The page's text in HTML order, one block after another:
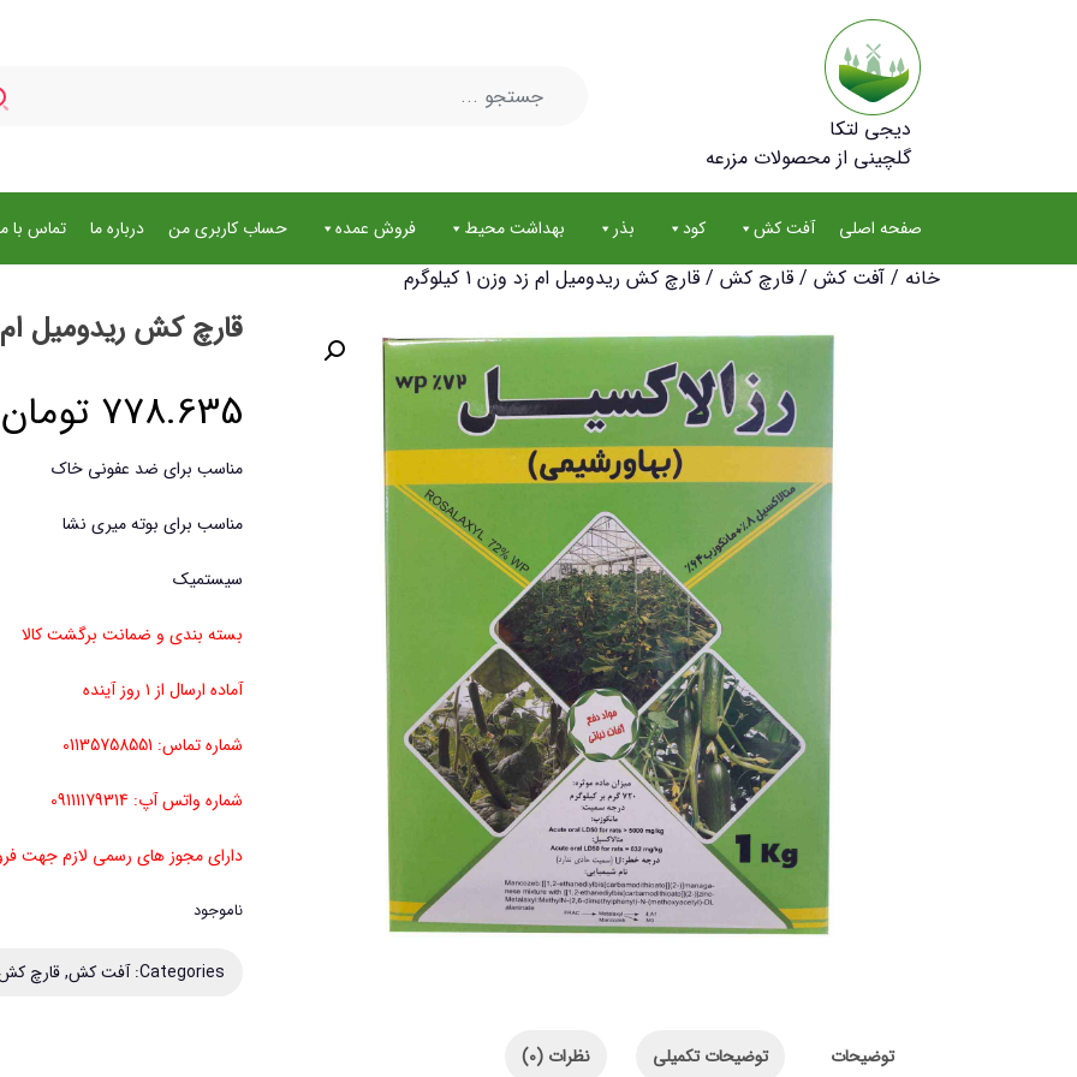
دیجی لتکا
گلچینی از محصولات مزرعه
صفحه اصلی آفت کش کود بذر بهداشت محیط فروش عمده حساب کاربری من درباره ما تماس با
خانه / آفت کش / قارچ کش / قارچ کش ریدومیل ام زد وزن 1 کیلوگرم
قارچ کش ریدومیل ام زد
778.635 تومان
مناسب برای ضد عفونی خاک
مناسب برای بوته میری نشا
سیستمیک
بسته بندی و ضمانت برگشت کالا
آماده ارسال از ۱ روز آینده
شماره تماس: 01135758551
شماره واتس آپ: 09111179314
دارای مجوز های رسمی لازم جهت
ناموجود
Categories: آفت کش,قارچ
توضیحات توضیحات تکمیلی نظرات (0)